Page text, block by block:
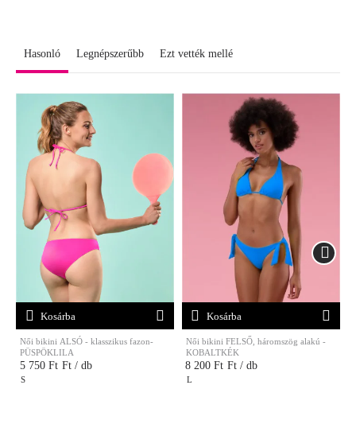
Hasonló Legnépszerűbb Ezt vették mellé
Női bikini ALSÓ - klasszikus fazon-
PÜSPÖKLILA
S
5 750 Ft Ft / db
Kosárba
Női bikini FELSŐ, háromszög alakú -
KOBALTKÉK
L
8 200 Ft Ft / db
Kosárba